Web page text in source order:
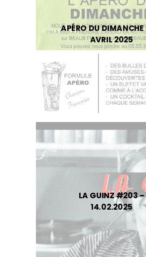
APÉRO DU
AVRIL 2025
LA GUINZ #203 –
14.02.2025